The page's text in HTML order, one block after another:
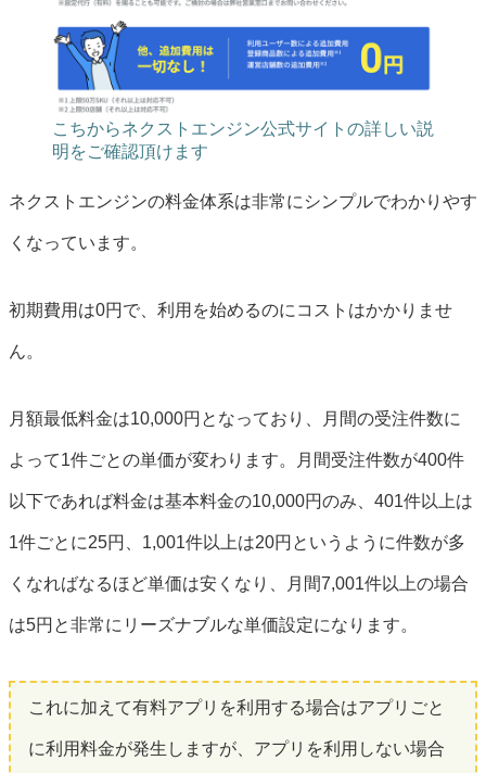
こちからネクストエンジン公式サイトの詳しい説
明をご確認頂けます
ネクストエンジンの料金体系は非常にシンプルでわかりやす
くなっています。
初期費用は0円で、利用を始めるのにコストはかかりませ
ん。
月額最低料金は10,000円となっており、月間の受注件数に
よって1件ごとの単価が変わります。月間受注件数が400件
以下であれば料金は基本料金の10,000円のみ、401件以上は
1件ごとに25円、1,001件以上は20円というように件数が多
くなればなるほど単価は安くなり、月間7,001件以上の場合
は5円と非常にリーズナブルな単価設定になります。
これに加えて有料アプリを利用する場合はアプリごと
に利用料金が発生しますが、アプリを利用しない場合